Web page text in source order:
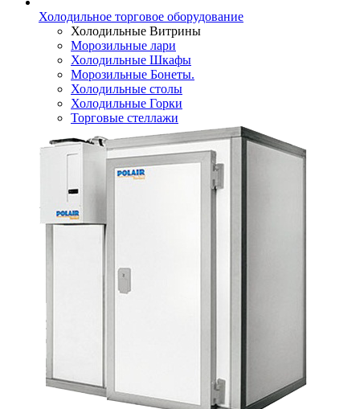
Холодильное торговое оборудование
Холодильные Витрины
Морозильные лари
Холодильные Шкафы
Морозильные Бонеты.
Холодильные столы
Холодильные Горки
Торговые стеллажи